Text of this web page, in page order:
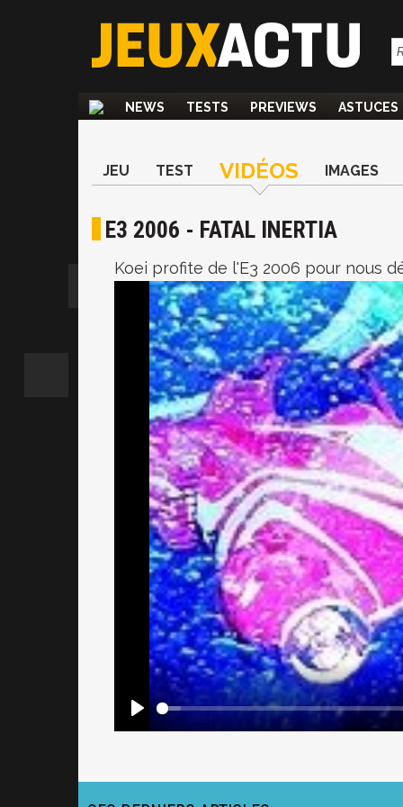
NEWS TESTS PREVIEWS ASTUCES
JEU TEST VIDÉOS IMAGES
E3 2006 - FATAL INERTIA
Koei profite de l'E3 2006 pour nous